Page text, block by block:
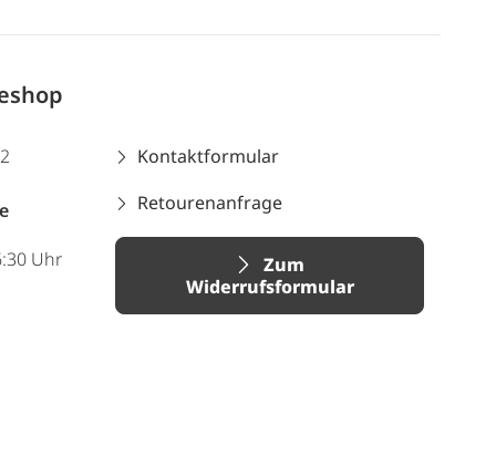
Uhr
Kontaktformular
Retourenanfrage
Zum
Widerrufsformular